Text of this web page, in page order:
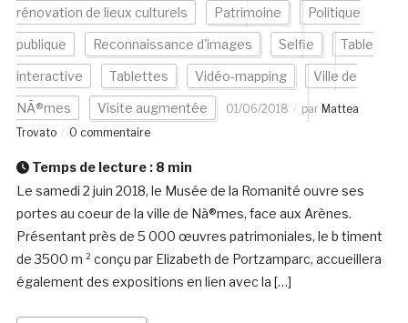
rénovation de lieux culturels Patrimoine Politique
publique Reconnaissance d'images Selfie Table
interactive Tablettes Vidéo-mapping Ville de
NÃ®mes Visite augmentée 01/06/2018 par Mattea
Trovato
0 commentaire
Temps de lecture : 8 min
Le samedi 2 juin 2018, le Musée de la Romanité ouvre ses
portes au coeur de la ville de Nà®mes, face aux Arènes.
Présentant près de 5 000 œuvres patrimoniales, le b timent
de 3500 m ² conçu par Elizabeth de Portzamparc, accueillera
également des expositions en lien avec la […]